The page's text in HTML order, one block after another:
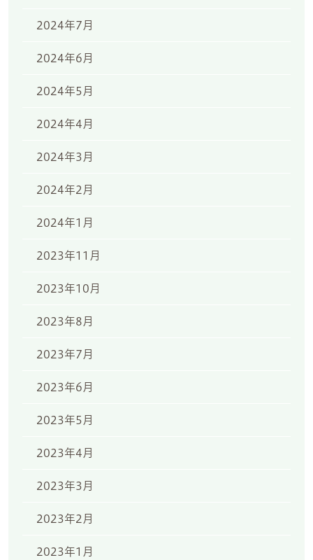
2024年7月
2024年6月
2024年5月
2024年4月
2024年3月
2024年2月
2024年1月
2023年11月
2023年10月
2023年8月
2023年7月
2023年6月
2023年5月
2023年4月
2023年3月
2023年2月
2023年1月